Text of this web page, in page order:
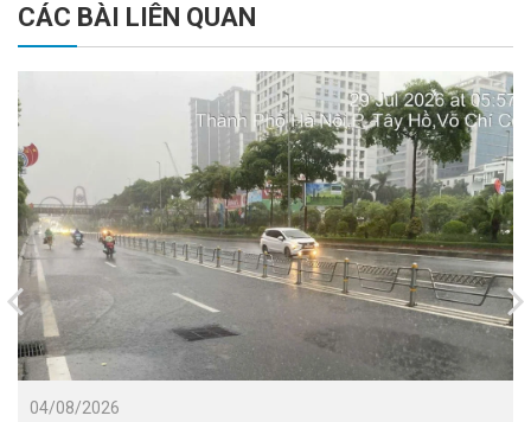
CÁC BÀI LIÊN QUAN
04/08/2026